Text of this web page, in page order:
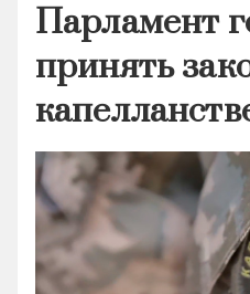
Парламент
принять